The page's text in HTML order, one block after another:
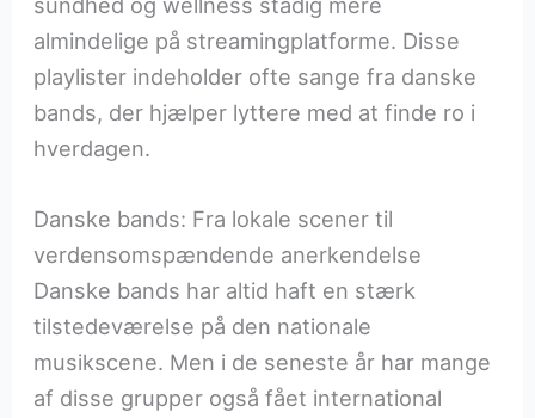
almindelige på streamingplatforme. Disse
playlister indeholder ofte sange fra danske
bands, der hjælper lyttere med at finde ro i
hverdagen.
Danske bands: Fra lokale scener til
verdensomspændende anerkendelse
Danske bands har altid haft en stærk
tilstedeværelse på den nationale
musikscene. Men i de seneste år har mange
af disse grupper også fået international